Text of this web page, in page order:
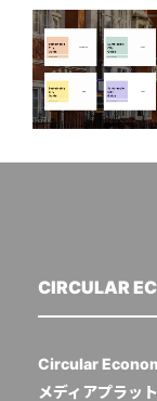
CIRCULAR
Circular
メディアプラッ